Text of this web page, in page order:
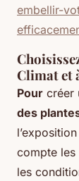
embellir-
Climat et
Pour créer
des
compte
les